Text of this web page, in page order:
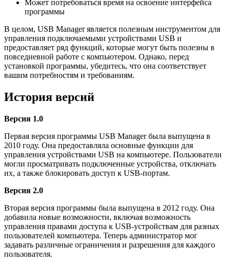
Может потребоваться время на освоение интерфейса
программы
В целом, USB Manager является полезным инструментом для
управления подключаемыми устройствами USB и
предоставляет ряд функций, которые могут быть полезны в
повседневной работе с компьютером. Однако, перед
установкой программы, убедитесь, что она соответствует
вашим потребностям и требованиям.
История версий
Версия 1.0
Первая версия программы USB Manager была выпущена в
2010 году. Она предоставляла основные функции для
управления устройствами USB на компьютере. Пользователи
могли просматривать подключенные устройства, отключать
их, а также блокировать доступ к USB-портам.
Версия 2.0
Вторая версия программы была выпущена в 2012 году. Она
добавила новые возможности, включая возможность
управления правами доступа к USB-устройствам для разных
пользователей компьютера. Теперь администратор мог
задавать различные ограничения и разрешения для каждого
пользователя.